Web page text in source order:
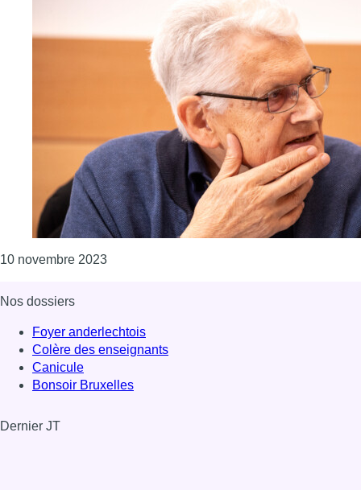
10 novembre 2023Consulter l'article "Violences sexuelles :
Nos dossiers
Foyer anderlechtois
Colère des enseignants
Canicule
Bonsoir Bruxelles
Dernier JT